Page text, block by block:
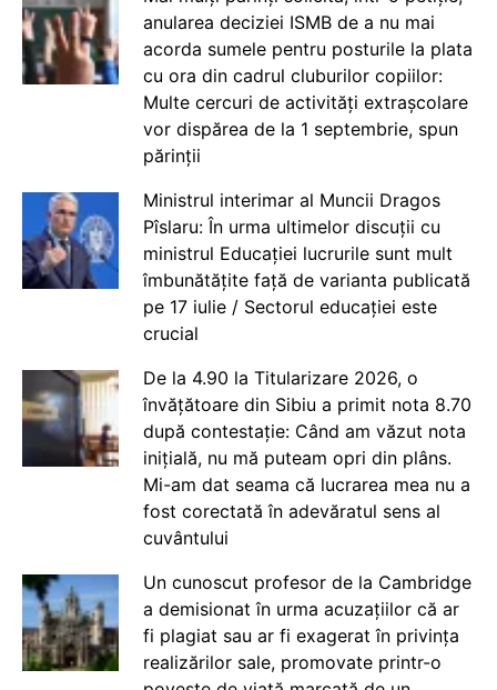
anularea deciziei ISMB de a nu mai
acorda sumele pentru posturile la plata
cu ora din cadrul cluburilor copiilor:
Multe cercuri de activități extrașcolare
vor dispărea de la 1 septembrie, spun
părinții
Ministrul interimar al Muncii Dragos
Pîslaru: În urma ultimelor discuții cu
ministrul Educației lucrurile sunt mult
îmbunătățite față de varianta publicată
pe 17 iulie / Sectorul educației este
crucial
De la 4.90 la Titularizare 2026, o
învățătoare din Sibiu a primit nota 8.70
după contestație: Când am văzut nota
inițială, nu mă puteam opri din plâns.
Mi-am dat seama că lucrarea mea nu a
fost corectată în adevăratul sens al
cuvântului
Un cunoscut profesor de la Cambridge
a demisionat în urma acuzațiilor că ar
fi plagiat sau ar fi exagerat în privința
realizărilor sale, promovate printr-o